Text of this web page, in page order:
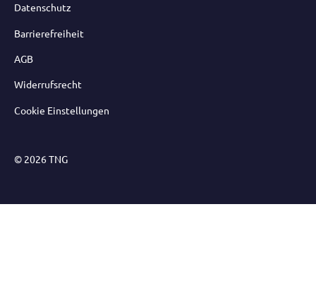
Datenschutz
Barrierefreiheit
AGB
Widerrufsrecht
Cookie Einstellungen
© 2026 TNG